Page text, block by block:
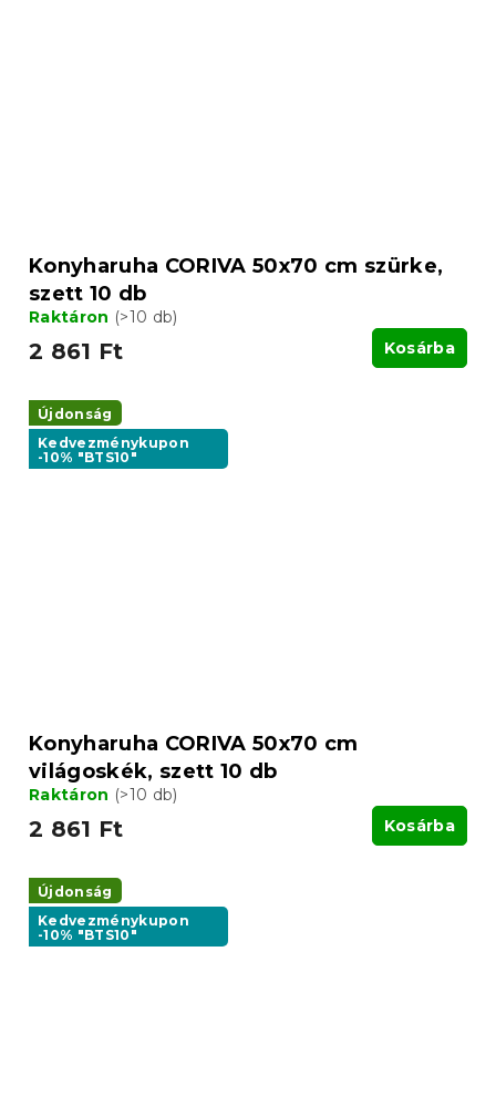
Konyharuha CORIVA 50x70 cm szürke,
szett 10 db
Raktáron (>10 db)
2 861 Ft Kosárba
Újdonság
Kedvezménykupon
-10% "BTS10"
Konyharuha CORIVA 50x70 cm
világoskék, szett 10 db
Raktáron (>10 db)
2 861 Ft Kosárba
Újdonság
Kedvezménykupon
-10% "BTS10"